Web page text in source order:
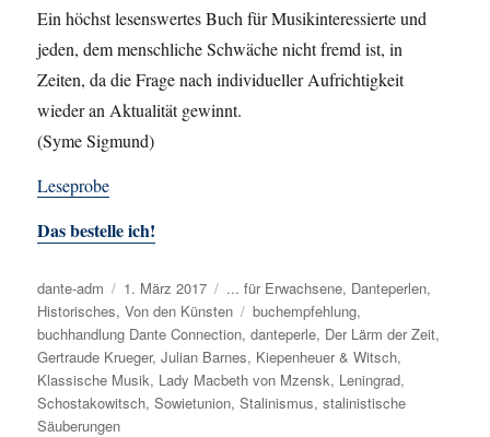
Ein höchst lesenswertes Buch für Musikinteressierte und
jeden, dem menschliche Schwäche nicht fremd ist, in
Zeiten, da die Frage nach individueller Aufrichtigkeit
wieder an Aktualität gewinnt.
(Syme Sigmund)
Leseprobe
Das bestelle ich!
Autor
dante-adm
Veröffentlicht
am
1. März 2017 Kategorien
... für Erwachsene, Danteperlen,
Historisches,Von den Künsten Schlagwörter
buchempfehlung,
buchhandlung Dante Connection,danteperle, Der Lärm der Zeit,
Gertraude Krueger,Julian Barnes, Kiepenheuer & Witsch,
Klassische Musik, Lady Macbeth von Mzensk, Leningrad,
Schostakowitsch,Sowietunion,Stalinismus,stalinistische
Säuberungen